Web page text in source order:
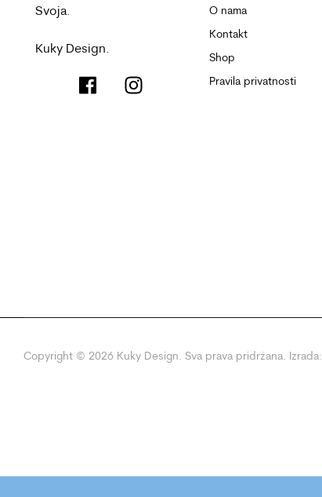
Svoja.
Kuky Design.
O nama
Kontakt
Shop
Pravila privatnosti
Copyright © 2026 Kuky Design. Sva prava pridržana. Izrada: